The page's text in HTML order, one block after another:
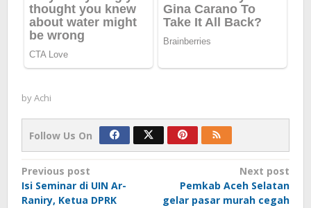
byAchi
Follow Us On
Post
navigation
Previous post
Isi Seminar di UIN Ar-
Raniry, Ketua DPRK
Next post
Pemkab Aceh Selatan
gelar pasar murah cegah